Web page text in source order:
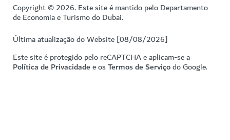
Copyright © 2026. Este site é mantido pelo Departamento
de Economia e Turismo do Dubai.
Última atualização do Website [08/08/2026]
Este site é protegido pelo reCAPTCHA e aplicam-se a
Política de Privacidadee osTermos de Serviçodo Google.